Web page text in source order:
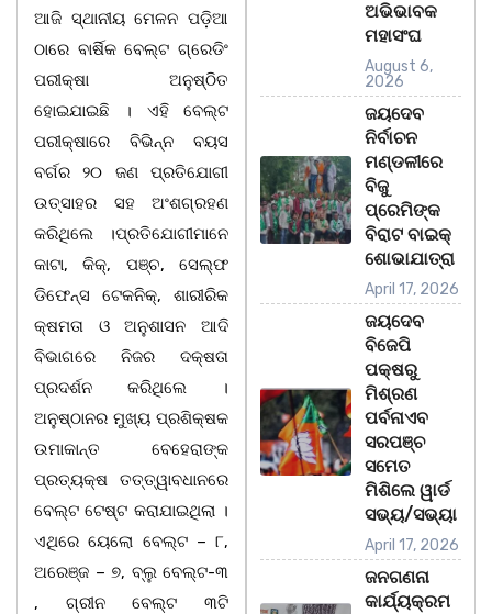
ଆଜି ସ୍ଥାନୀୟ ମେଳନ ପଡ଼ିଆ
ଠାରେ ବାର୍ଷିକ ବେଲ୍ଟ ଗ୍ରେଡିଂ
ପରୀକ୍ଷା ଅନୁଷ୍ଠିତ
ହୋଇଯାଇଛି । ଏହି ବେଲ୍ଟ
ପରୀକ୍ଷାରେ ବିଭିନ୍ନ ବୟସ
ବର୍ଗର ୨୦ ଜଣ ପ୍ରତିଯୋଗୀ
ଉତ୍ସାହର ସହ ଅଂଶଗ୍ରହଣ
କରିଥିଲେ ।ପ୍ରତିଯୋଗୀମାନେ
କାଟା, କିକ୍, ପଞ୍ଚ, ସେଲ୍ଫ
ଡିଫେନ୍ସ ଟେକନିକ୍, ଶାରୀରିକ
କ୍ଷମତା ଓ ଅନୁଶାସନ ଆଦି
ବିଭାଗରେ ନିଜର ଦକ୍ଷତା
ପ୍ରଦର୍ଶନ କରିଥିଲେ ।
ଅନୁଷ୍ଠାନର ମୁଖ୍ୟ ପ୍ରଶିକ୍ଷକ
ଉମାକାନ୍ତ ବେହେରାଙ୍କ
ପ୍ରତ୍ୟକ୍ଷ ତତ୍ତ୍ୱାବଧାନରେ
ବେଲ୍ଟ ଟେଷ୍ଟ କରାଯାଇଥିଲା ।
ଏଥିରେ ୟେଲୋ ବେଲ୍ଟ – ୮,
ଅରେଞ୍ଜ – ୭, ବ୍ଲୁ ବେଲ୍ଟ-୩
, ଗ୍ରୀନ ବେଲ୍ଟ ୩ଟି
ଅଭିଭାବକ
ମହାସଂଘ
August 6,
2026
ଜୟଦେବ
ନିର୍ବାଚନ
ମଣ୍ଡଳୀରେ
ବିଜୁ
ପ୍ରେମିଙ୍କ
ବିରାଟ ବାଇକ୍
ଶୋଭାଯାତ୍ରା
April 17, 2026
ଜୟଦେବ
ବିଜେପି
ପକ୍ଷରୁ
ମିଶ୍ରଣ
ପର୍ବନାଏବ
ସରପଞ୍ଚ
ସମେତ
ମିଶିଲେ ୱାର୍ଡ
ସଭ୍ୟ/ସଭ୍ୟା
April 17, 2026
ଜନଗଣନା
କାର୍ଯ୍ୟକ୍ରମ